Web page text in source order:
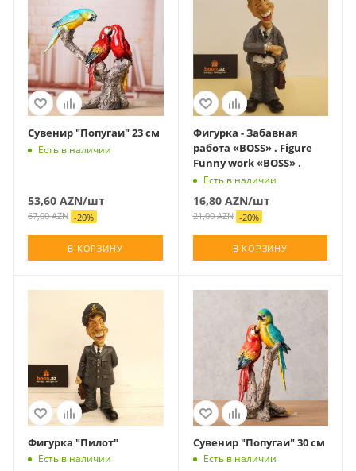
Сувенир "Попугаи" 23 см
Есть в наличии
53,60 AZN/шт
67,00AZN -20%
В КОРЗИНУ
Фигурка - Забавная
работа «BOSS» . Figure
Funny work «BOSS» .
Есть в наличии
16,80AZN/шт
21,00AZN -20%
В КОРЗИНУ
Фигурка "Пилот"
Есть в наличии
Сувенир "Попугаи" 30 см
Есть в наличии